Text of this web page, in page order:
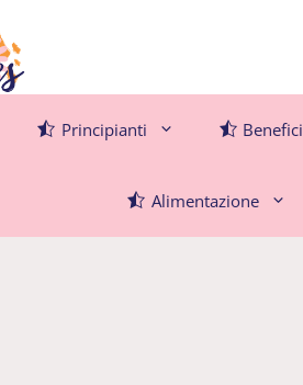
Principianti Benefici
Alimentazione